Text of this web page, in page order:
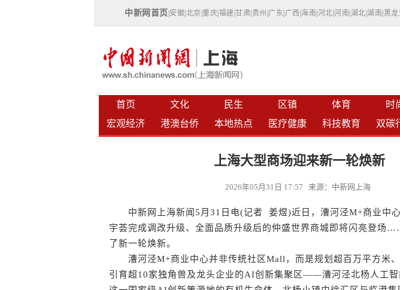
中新网首页 安徽 北京 |重庆 福建 |甘肃 贵州 广东 广西 海南 河北 |河南 湖北 |湖南 黑龙
首页 文化 民生 区镇 体育 时
宏观经济
港澳台侨 本地热点 医疗健康 科技教育 双碳
上海大型商场迎来新一轮焕新
2026年05月31日 17:57 来源：中新网上海
中新网上海新闻5月31日电(记者 姜煜)近日，漕河泾M+商业中心
宇荟完成调改升级、全面品质升级后的仲盛世界商城即将闪亮登场
了新一轮焕新。
漕河泾M+商业中心并非传统社区Mall，而是规划超百万平方米、
引育超10家独角兽及龙头企业的AI创新集聚区——漕河泾北杨人工智